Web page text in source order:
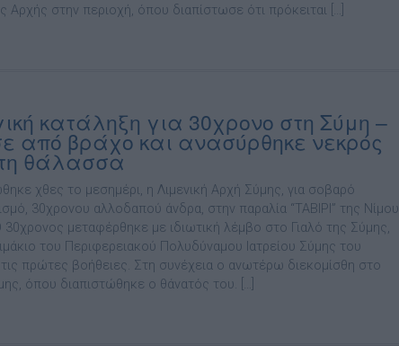
Αρχής στην περιοχή, όπου διαπίστωσε ότι πρόκειται […]
κατάληξη για 30χρονο στη Σύμη –
από βράχο και ανασύρθηκε νεκρός
θάλασσα
χθες το μεσημέρι, η Λιμενική Αρχή Σύμης, για σοβαρό
30χρονου αλλοδαπού άνδρα, στην παραλία “ΤΑΒΙΡΙ” της Νίμου
30χρονος μεταφέρθηκε με ιδιωτική λέμβο στο Γιαλό της Σύμης,
του Περιφερειακού Πολυδύναμου Ιατρείου Σύμης του
πρώτες βοήθειες. Στη συνέχεια ο ανωτέρω διεκομίσθη στο
όπου διαπιστώθηκε ο θάνατός του. […]